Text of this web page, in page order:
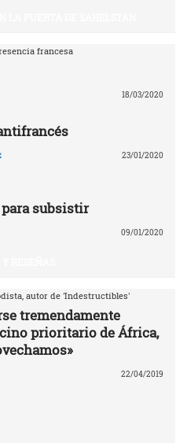
francesa
18/03/2020
23/01/2020
subsistir
09/01/2020
autor de 'Indestructibles'
tremendamente
prioritario de África,
22/04/2019